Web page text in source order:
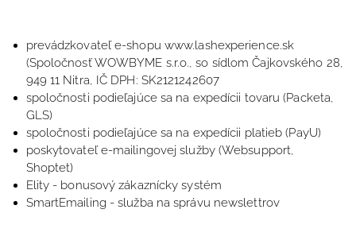
prevádzkovateľ e-shopu www.lashexperience.sk
(Spoločnosť WOWBYME s.r.o., so sídlom Čajkovského 28,
949 11 Nitra, IČ DPH: SK2121242607
spoločnosti podieľajúce sa na expedícii tovaru (Packeta,
GLS)
spoločnosti podieľajúce sa na expedícii platieb (PayU)
poskytovateľ e-mailingovej služby (Websupport,
Shoptet)
Elity - bonusový zákaznícky systém
SmartEmailing - služba na správu newslettrov